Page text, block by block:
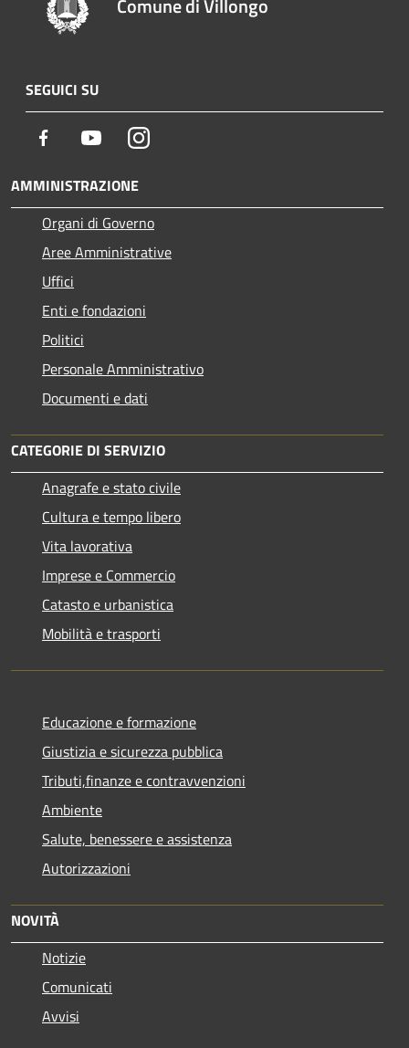
Comune di Villongo
SEGUICI SU
Facebook YoutubeInstagram
AMMINISTRAZIONE
Organi di Governo
Aree Amministrative
Uffici
Enti e fondazioni
Politici
Personale Amministrativo
Documenti e dati
CATEGORIE DI SERVIZIO
Anagrafe e stato civile
Cultura e tempo libero
Vita lavorativa
Imprese e Commercio
Catasto e urbanistica
Mobilità e trasporti
Educazione e formazione
Giustizia e sicurezza pubblica
Tributi,finanze e contravvenzioni
Ambiente
Salute, benessere e assistenza
Autorizzazioni
NOVITÀ
Notizie
Comunicati
Avvisi